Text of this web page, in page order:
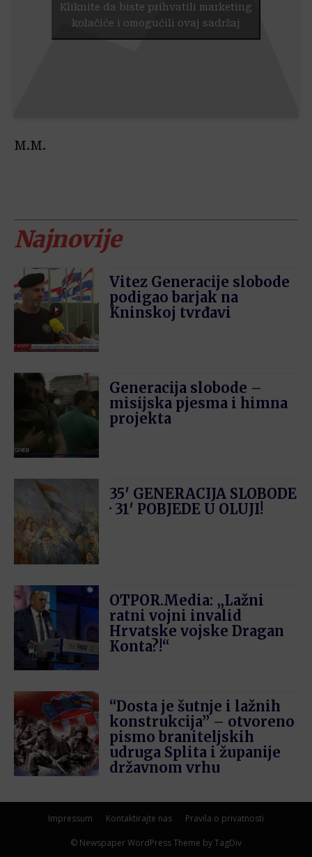
Kliknite da biste prihvatili marketing
kolačiće i omogućili ovaj sadržaj
M.M.
Najnovije
Vitez Generacije slobode
podigao barjak na
Kninskoj tvrđavi
Generacija slobode –
misijska pjesma i himna
projekta
35′ GENERACIJA SLOBODE
· 31′ POBJEDE U OLUJI!
OTPOR.Media: „Lažni
ratni vojni invalid
Hrvatske vojske Dragan
Konta?!“
“Dosta je šutnje i lažnih
konstrukcija” – otvoreno
pismo braniteljskih
udruga Splita i županije
državnom vrhu
Impressum Kontaktirajte nas Pravila o privatnosti
© Newspaper WordPress Theme by TagDiv